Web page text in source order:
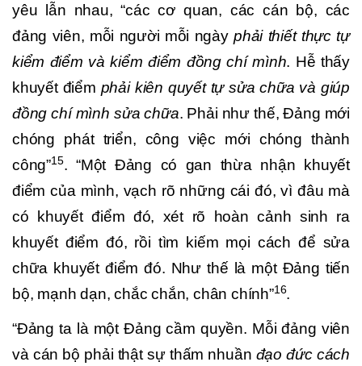
yêu lẫn nhau, “các cơ quan, các cán bộ, các
đảng viên, mỗi người mỗi ngàyphải thiết thực tự
kiểm điểm và kiểm điểm đồng chí mình. Hễ thấy
khuyết điểm phải kiên quyết tự sửa chữa và giúp
đồng chí mình sửa chữa. Phải như thế, Đảng mới
chóng phát triển, công việc mới chóng thành
công”15. “Một Đảng có gan thừa nhận khuyết
điểm của mình, vạch rõ những cái đó, vì đâu mà
có khuyết điểm đó, xét rõ hoàn cảnh sinh ra
khuyết điểm đó, rồi tìm kiếm mọi cách để sửa
chữa khuyết điểm đó. Như thế là một Đảng tiến
bộ, mạnh dạn, chắc chắn, chân chính”16.
“Đảng ta là một Đảng cầm quyền. Mỗi đảng viên
và cán bộ phải thật sự thấm nhuần đạo đức cách